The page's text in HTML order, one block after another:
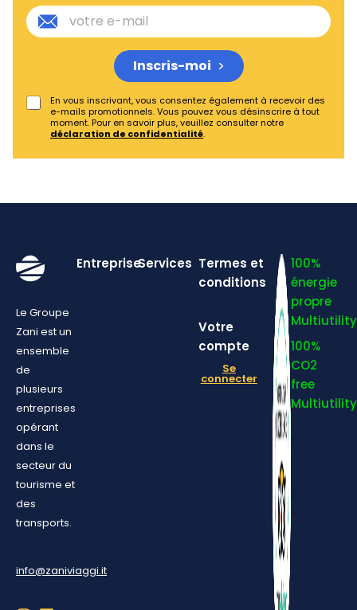
En vous inscrivant, vous consentez également à recevoir des
e-mails promotionnels. Vous pouvez vous désinscrire à tout
moment. Pour en savoir plus, veuillez consulter notre
déclaration de confidentialité.
Inscris-moi
Le Groupe
Zani est un
ensemble
de
plusieurs
entreprises
opérant
dans le
secteur du
tourisme et
des
transports.
info@zaniviaggi.it
EntrepriseServices Termes et
conditions
Votre
compte
Se
connecter
100%
énergie
propre
Multiutility
100%
CO2
free
Multiutility